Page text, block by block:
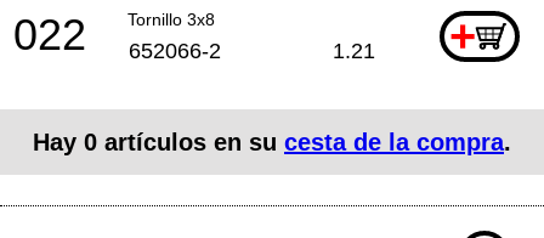
Tornillo 3x8 +
022 652066-2 1.21
Hay 0 artículos en su cesta de la compra.